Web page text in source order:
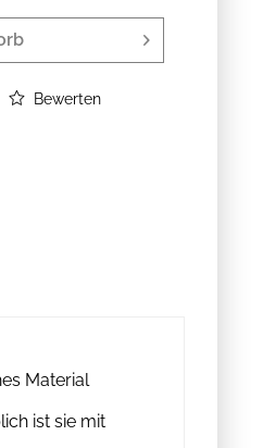
Bewerten
Material
ist sie mit